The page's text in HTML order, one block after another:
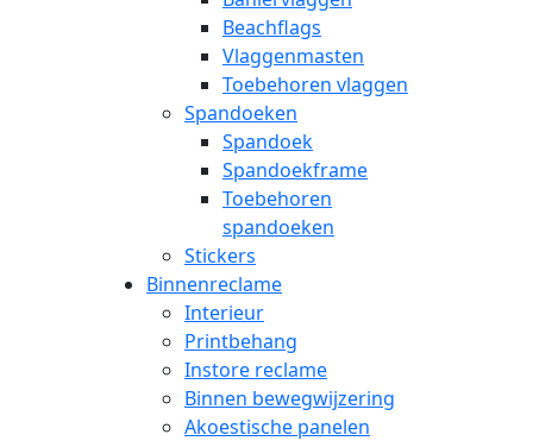
Beachflags
Vlaggenmasten
Toebehoren vlaggen
Spandoeken
Spandoek
Spandoekframe
Toebehoren
spandoeken
Stickers
Binnenreclame
Interieur
Printbehang
Instore reclame
Binnen bewegwijzering
Akoestische panelen